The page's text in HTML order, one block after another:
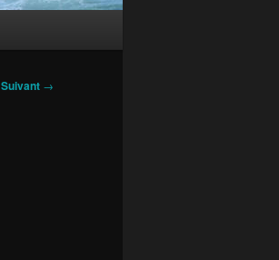
Suivant →